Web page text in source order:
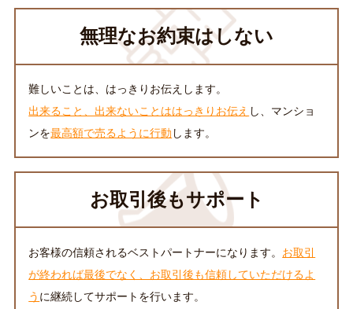
無理なお約束はしない
難しいことは、はっきりお伝えします。
出来ること、出来ないことははっきりお伝え し、マンショ
ンを最高額で売るように行動 します。
お取引後もサポート
お客様の信頼されるベストパートナーになります。 お取引
が終われば最後でなく、お取引後も信頼していただけるよ
う に継続してサポートを行います。